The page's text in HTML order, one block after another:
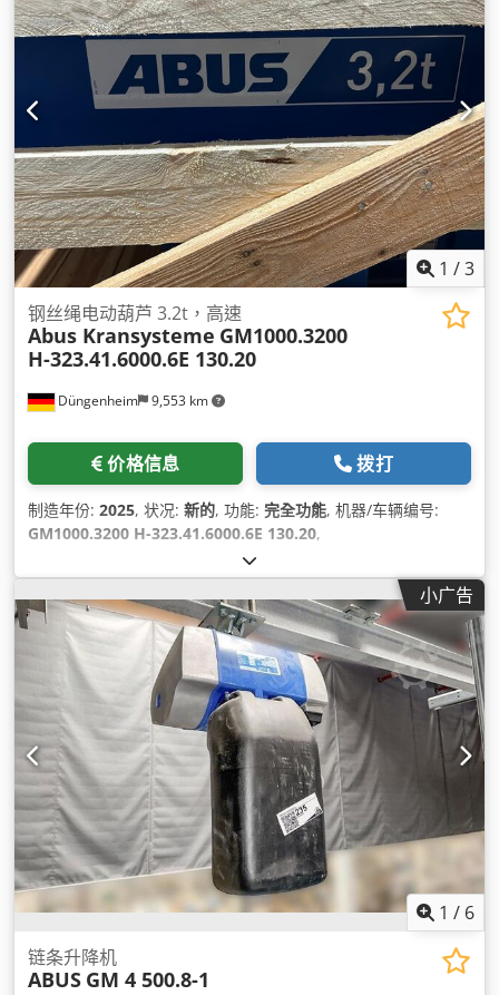
1 /3
Düngenheim 9,553 km
钢丝绳电动葫芦 3.2t，高速
Abus Kransysteme GM1000.3200
H-323.41.6000.6E 130.20
价格信息 拨打
制造年份: 2025, 状况: 新的, 功能: 完全功能, 机器/车辆编号:
GM1000.3200 H-323.41.6000.6E 130.20,
小广告
1 / 6
链条升降机
ABUS GM 4 500.8-1